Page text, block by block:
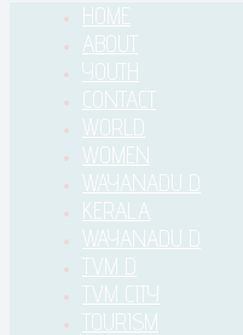
HOME
ABOUT
YOUTH
CONTACT
WORLD
WOMEN
WAYANADU D
KERALA
WAYANADU D
TVM D
TVM CITY
TOURISM